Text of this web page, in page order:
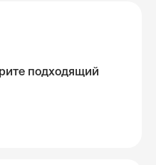
подходящий